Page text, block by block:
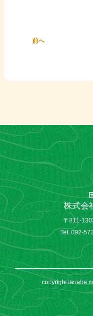
前へ
株式会
〒811-
Tel. 092-
copyright tanabe